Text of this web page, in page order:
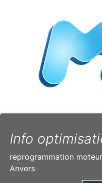
Info
reprogrammation
Anvers